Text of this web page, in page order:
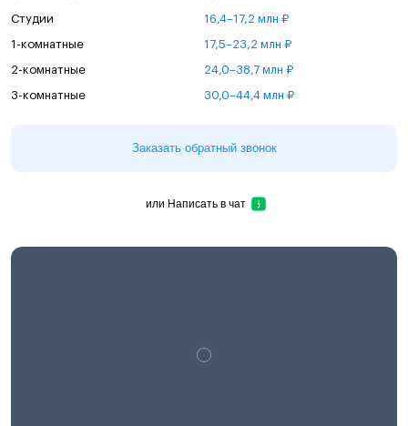
Студии 16,4–17,2 млн ₽
1-комнатные 17,5–23,2 млн ₽
2-комнатные 24,0–38,7 млн ₽
3-комнатные 30,0–44,4 млн ₽
Заказать обратный звонок
или Написать в чат